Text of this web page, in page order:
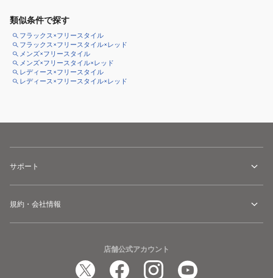
類似条件で探す
フラックス×フリースタイル
フラックス×フリースタイル×レッド
メンズ×フリースタイル
メンズ×フリースタイル×レッド
レディース×フリースタイル
レディース×フリースタイル×レッド
サポート
規約・会社情報
店舗公式アカウント